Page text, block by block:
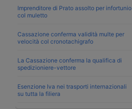
Imprenditore di Prato assolto per infortunio
col muletto
Cassazione conferma validità multe per
velocità col cronotachigrafo
La Cassazione conferma la qualifica di
spedizioniere-vettore
Esenzione Iva nei trasporti internazionali
su tutta la filiera